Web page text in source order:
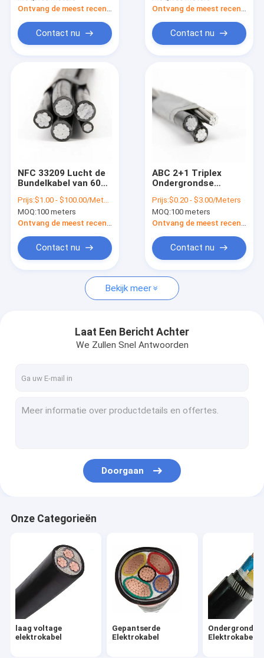
Producten
Ongeveer ons
Fabrieksreis
Nieuws
Gevallen
laag voltage elektrokabel
Ondergrondse Elektrokabel
Middelgrote Voltagekabels
multicore controlekabel
Luchtbundelkabel
naakte aluminiumleider
Geïsoleerde Elektrische Draad
Ontvang de meest recente Prijs
Contact nu
Ontvang de meest recente Prijs
Contact nu
NFC 33209 Lucht de
Bundelkabel van 600V
Secundaire
Distributielijnen
Prijs:$1.00 - $100.00/Meters
MOQ:100 meters
Ontvang de meest recente Prijs
Contact nu
ABC 2+1 Triplex
Ondergrondse
Kabel Concentrisch
van het
Kernaluminium
Prijs:$0.20 - $3.00/Meters
MOQ:100 meters
Ontvang de meest recente Prijs
Contact nu
Bekijk meer
Laat Een Bericht Achter
We Zullen Snel Antwoorden
Doorgaan
Onze Categorieën
laag voltage
elektrokabel
Gepantserde
Elektrokabel
Ondergrondse
Elektrokabel